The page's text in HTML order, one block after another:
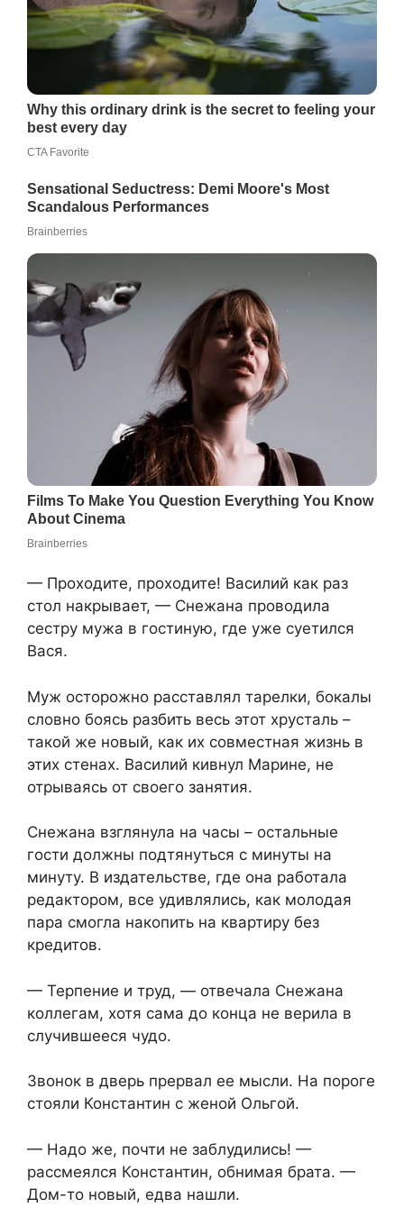
— Проходите, проходите! Василий как раз
стол накрывает, — Снежана проводила
сестру мужа в гостиную, где уже суетился
Вася.
Муж осторожно расставлял тарелки, бокалы
словно боясь разбить весь этот хрусталь –
такой же новый, как их совместная жизнь в
этих стенах. Василий кивнул Марине, не
отрываясь от своего занятия.
Снежана взглянула на часы – остальные
гости должны подтянуться с минуты на
минуту. В издательстве, где она работала
редактором, все удивлялись, как молодая
пара смогла накопить на квартиру без
кредитов.
— Терпение и труд, — отвечала Снежана
коллегам, хотя сама до конца не верила в
случившееся чудо.
Звонок в дверь прервал ее мысли. На пороге
стояли Константин с женой Ольгой.
— Надо же, почти не заблудились! —
рассмеялся Константин, обнимая брата. —
Дом-то новый, едва нашли.